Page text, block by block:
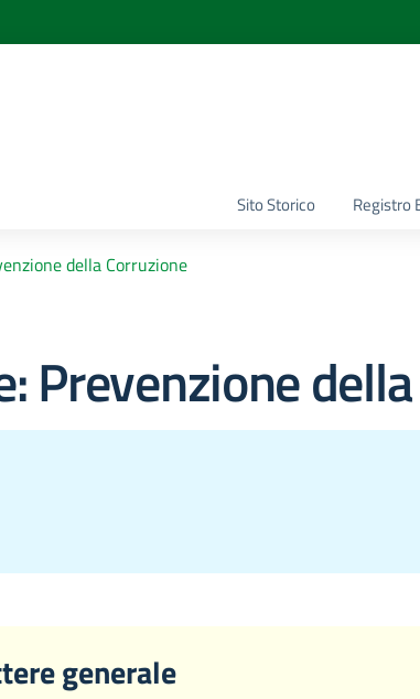
Sito Storico Registro
della Corruzione
Prevenzione
generale